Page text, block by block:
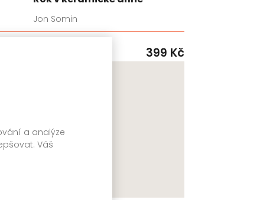
a analýze
Váš
Jon Somin
399 Kč